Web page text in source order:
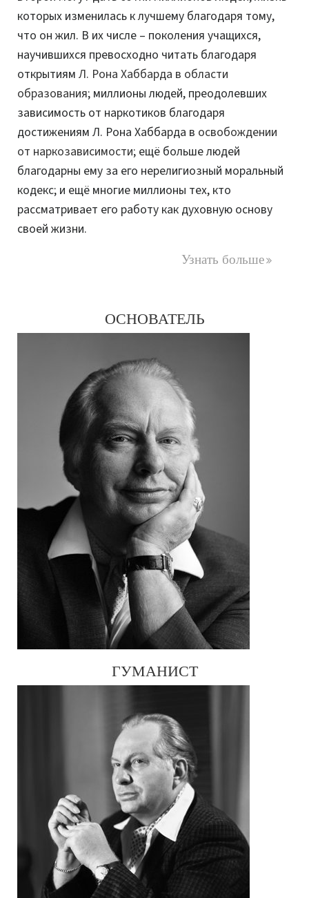
которых изменилась к лучшему благодаря тому,
что он жил. В их числе – поколения учащихся,
научившихся превосходно читать благодаря
открытиям Л. Рона Хаббарда в области
образования; миллионы людей, преодолевших
зависимость от наркотиков благодаря
достижениям Л. Рона Хаббарда в освобождении
от наркозависимости; ещё больше людей
благодарны ему за его нерелигиозный моральный
кодекс; и ещё многие миллионы тех, кто
рассматривает его работу как духовную основу
своей жизни.
Узнать больше
ОСНОВАТЕЛЬ
ГУМАНИСТ